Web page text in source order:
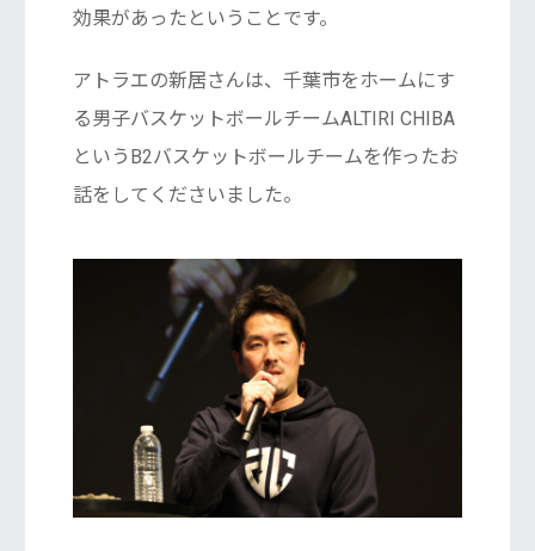
効果があったということです。
アトラエの新居さんは、千葉市をホームにす
る男子バスケットボールチームALTIRI CHIBA
というB2バスケットボールチームを作ったお
話をしてくださいました。